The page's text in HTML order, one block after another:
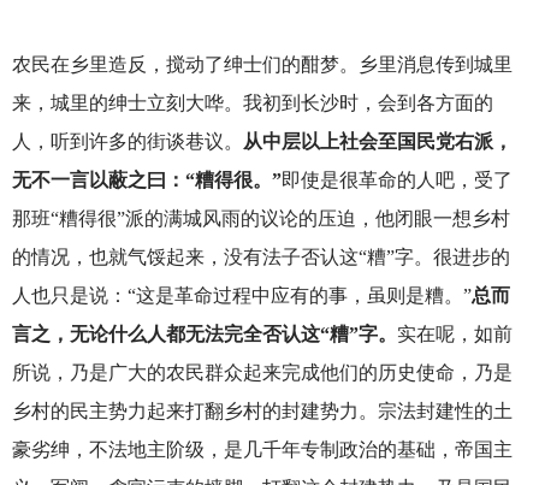
农民在乡里造反，搅动了绅士们的酣梦。乡里消息传到城里
来，城里的绅士立刻大哗。我初到长沙时，会到各方面的
人，听到许多的街谈巷议。
从中层以上社会至国民党右派，
无不一言以蔽之曰：“糟得很。”即使是很革命的人吧，受了
那班“糟得很”派的满城风雨的议论的压迫，他闭眼一想乡村
的情况，也就气馁起来，没有法子否认这“糟”字。很进步的
人也只是说：“这是革命过程中应有的事，虽则是糟。”总而
言之，无论什么人都无法完全否认这“糟”字。 实在呢，如前
所说，乃是广大的农民群众起来完成他们的历史使命，乃是
乡村的民主势力起来打翻乡村的封建势力。宗法封建性的土
豪劣绅，不法地主阶级，是几千年专制政治的基础，帝国主